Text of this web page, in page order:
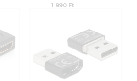
1 990 Ft